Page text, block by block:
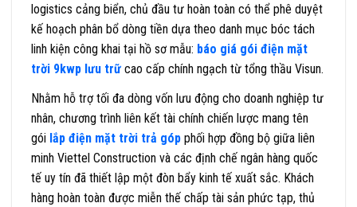
logistics cảng biển, chủ đầu tư hoàn toàn có thể phê duyệt
kế hoạch phân bổ dòng tiền dựa theo danh mục bóc tách
linh kiện công khai tại hồ sơ mẫu: báo giá gói điện mặt
trời 9kwp lưu trữ cao cấp chính ngạch từ tổng thầu Visun.
Nhằm hỗ trợ tối đa dòng vốn lưu động cho doanh nghiệp tư
nhân, chương trình liên kết tài chính chiến lược mang tên
gói lắp điện mặt trời trả góp phối hợp đồng bộ giữa liên
minh Viettel Construction và các định chế ngân hàng quốc
tế uy tín đã thiết lập một đòn bẩy kinh tế xuất sắc. Khách
hàng hoàn toàn được miễn thế chấp tài sản phức tạp, thủ